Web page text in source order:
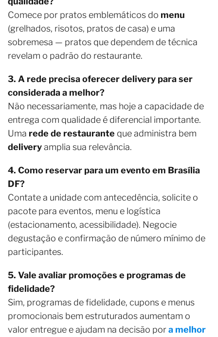
Comece por pratos emblemáticos do menu
(grelhados, risotos, pratos de casa) e uma
sobremesa — pratos que dependem de técnica
revelam o padrão do restaurante.
3. A rede precisa oferecer delivery para ser
considerada a melhor?
Não necessariamente, mas hoje a capacidade de
entrega com qualidade é diferencial importante.
Uma rede de restaurante que administra bem
deliveryamplia sua relevância.
4. Como reservar para um evento em Brasília
DF?
Contate a unidade com antecedência, solicite o
pacote para eventos, menu e logística
(estacionamento, acessibilidade). Negocie
degustação e confirmação de número mínimo de
participantes.
5. Vale avaliar promoções e programas de
fidelidade?
Sim, programas de fidelidade, cupons e menus
promocionais bem estruturados aumentam o
valor entregue e ajudam na decisão pora melhor